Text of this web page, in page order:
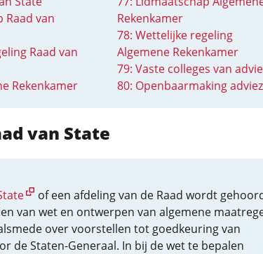
Raad van
Raad van
Rekenkamer
Rekenkamer
78: Wettelijke regeling
Algemene Rekenkamer
79: Vaste colleges van
80: Openbaarmaking
van State
of een afdeling van de Raad wordt
van wet en ontwerpen van algemene
over voorstellen tot goedkeuring van
de Staten-Generaal. In bij de wet te bepalen